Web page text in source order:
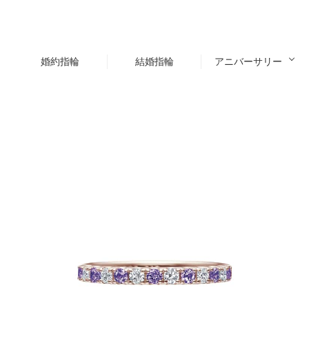
婚約指輪 結婚指輪 アニバーサリー